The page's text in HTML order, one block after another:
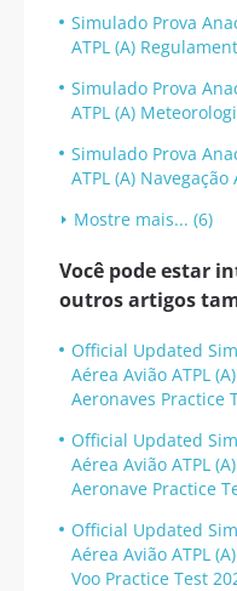
Simulado Prova
ATPL (A)
Simulado Prova
ATPL (A)
Simulado Prova
ATPL (A) Navegação
Mostre mais... (6)
Você pode estar
outros artigos
Official Updated
Aérea Avião ATPL
Aeronaves Practice
Official Updated
Aérea Avião ATPL
Aeronave Practice
Official Updated
Aérea Avião ATPL
Voo Practice Test